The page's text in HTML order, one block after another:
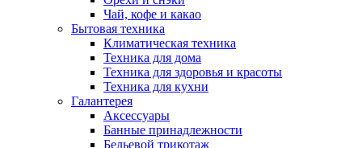
Чай, кофе и какао
Бытовая техника
Климатическая техника
Техника для дома
Техника для здоровья и красоты
Техника для кухни
Галантерея
Аксессуары
Банные принадлежности
Бельевой трикотаж